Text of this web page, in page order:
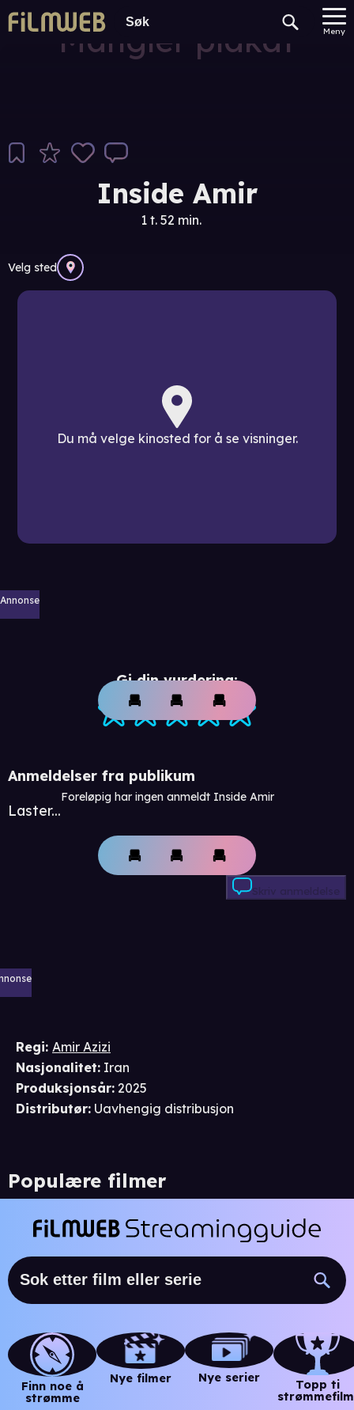
Meny
Mangler plakat
Inside Amir
1 t. 52 min.
Velg sted
Du må velge kinosted for å se visninger.
Annonse
Gi din vurdering:
Anmeldelser fra publikum
Laster...
Foreløpig har ingen anmeldt Inside Amir
Skriv anmeldelse
Regi: Amir Azizi
Nasjonalitet: Iran
Produksjonsår: 2025
Distributør: Uavhengig distribusjon
Populære filmer
Finn noe å
strømme
Nye filmer Nye serier
Topp ti